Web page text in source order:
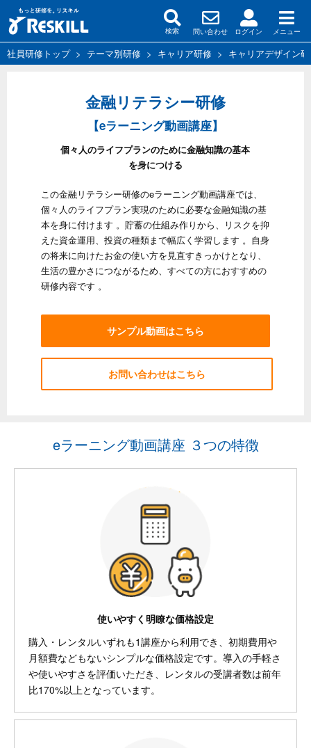
検索 問い合わせ ログイン メニュー
社員研修トップ> テーマ別研修 > キャリア研修 > キャリアデザイン
金融リテラシー研修
【eラーニング動画講座】
個々人のライフプランのために金融知識の基本
を身につける
この金融リテラシー研修のeラーニング動画講座では、
個々人のライフプラン実現のために必要な金融知識の基
本を身に付けます 。貯蓄の仕組み作りから、リスクを抑
えた資金運用、投資の種類まで幅広く学習します 。自身
の将来に向けたお金の使い方を見直すきっかけとなり、
生活の豊かさにつながるため、すべての方におすすめの
研修内容です 。
サンプル動画はこちら
お問い合わせはこちら
eラーニング動画講座 ３つの特徴
使いやすく明瞭な価格設定
購入・レンタルいずれも1講座から利用でき、初期費用や
月額費などもないシンプルな価格設定です。導入の手軽さ
や使いやすさを評価いただき、レンタルの受講者数は前年
比170%以上となっています。